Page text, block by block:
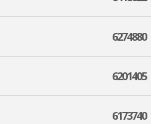
6274880
6201405
6173740